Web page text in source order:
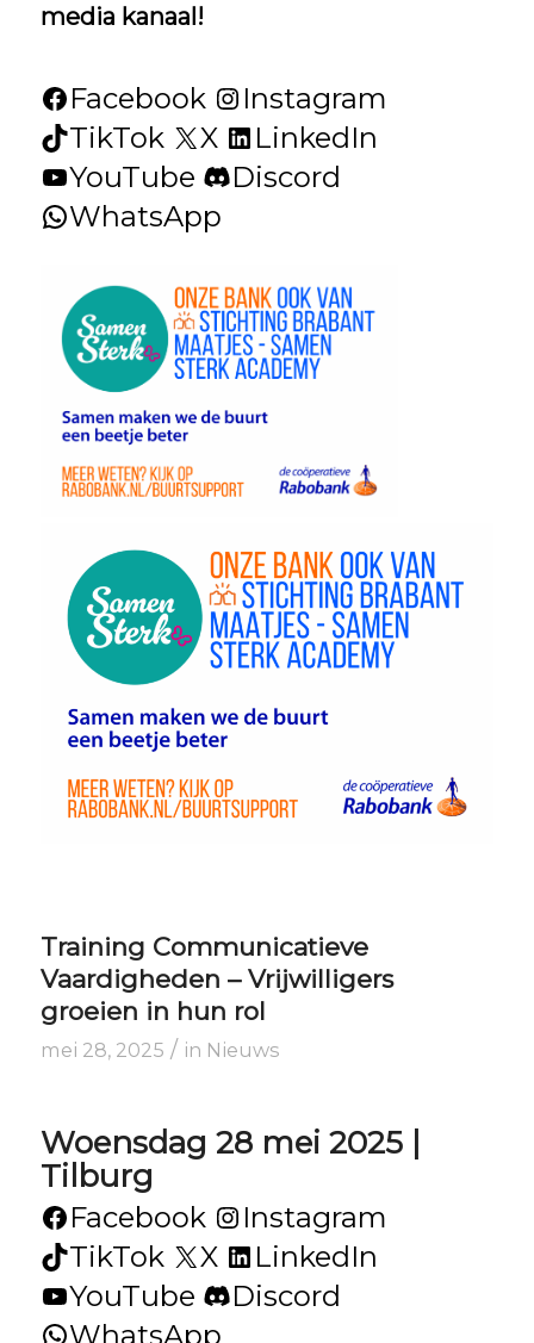
media kanaal!
Facebook
Instagram
TikTok
X
LinkedIn
YouTube
Discord
WhatsApp
Training Communicatieve
Vaardigheden – Vrijwilligers
groeien in hun rol
mei 28, 2025 / in Nieuws
Woensdag 28 mei 2025 |
Tilburg
Facebook
Instagram
TikTok
X
LinkedIn
YouTube
Discord
WhatsApp